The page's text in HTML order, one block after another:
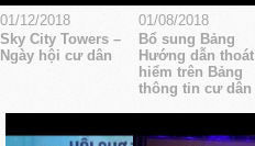
01/12/2018
Sky City Towers –
Ngày hội cư dân
01/08/2018
Bổ sung Bảng
Hướng dẫn thoát
hiểm trên Bảng
thông tin cư dân